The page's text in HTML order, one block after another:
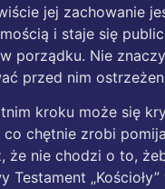
jej zachowanie
i staje się
porządku. Nie
przed nim
kroku może się
chętnie zrobi
że nie chodzi o to,
Testament